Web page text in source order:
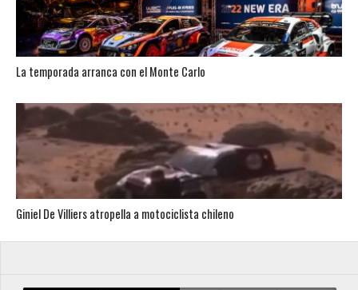
La temporada arranca con el Monte Carlo
Giniel De Villiers atropella a motociclista chileno